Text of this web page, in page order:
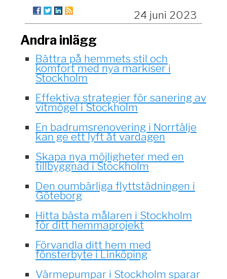
24 juni 2023
Andra inlägg
Bättra på hemmets stil och
komfort med nya markiser i
Stockholm
Effektiva strategier för sanering av
vitmögel i Stockholm
En badrumsrenovering i Norrtälje
kan ge ett lyft åt vardagen
Skapa nya möjligheter med en
tillbyggnad i Stockholm
Den oumbärliga flyttstädningen i
Göteborg
Hitta bästa målaren i Stockholm
för ditt hemmaprojekt
Förvandla ditt hem med
fönsterbyte i Linköping
Värmepumpar i Stockholm sparar